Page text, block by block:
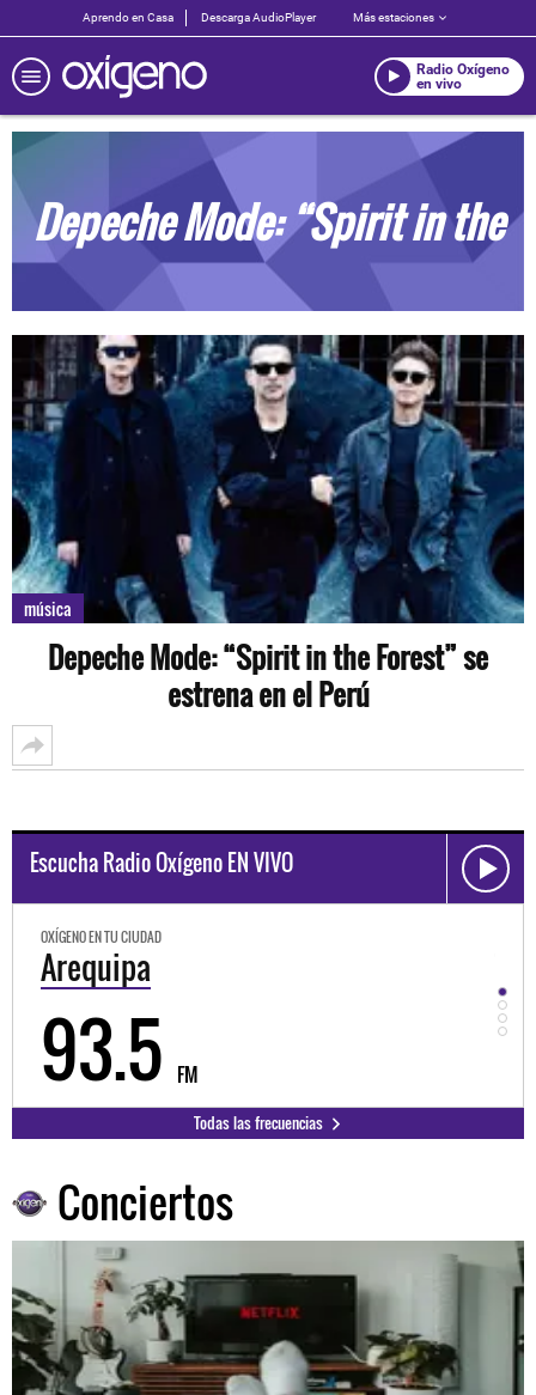
Aprendo en Casa Descarga AudioPlayer Más estaciones
Radio Oxígeno
en vivo
Depeche Mode: “Spirit in the
Forest”
música
Depeche Mode: “Spirit in the Forest” se
estrena en el Perú
Escucha Radio Oxígeno EN VIVO
OXÍGENO EN TU CIUDAD
Arequipa
93.5 FM
Todas las frecuencias
Conciertos